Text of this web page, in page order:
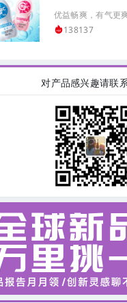
优益畅爽，有气更
138137
对产品感兴趣请联